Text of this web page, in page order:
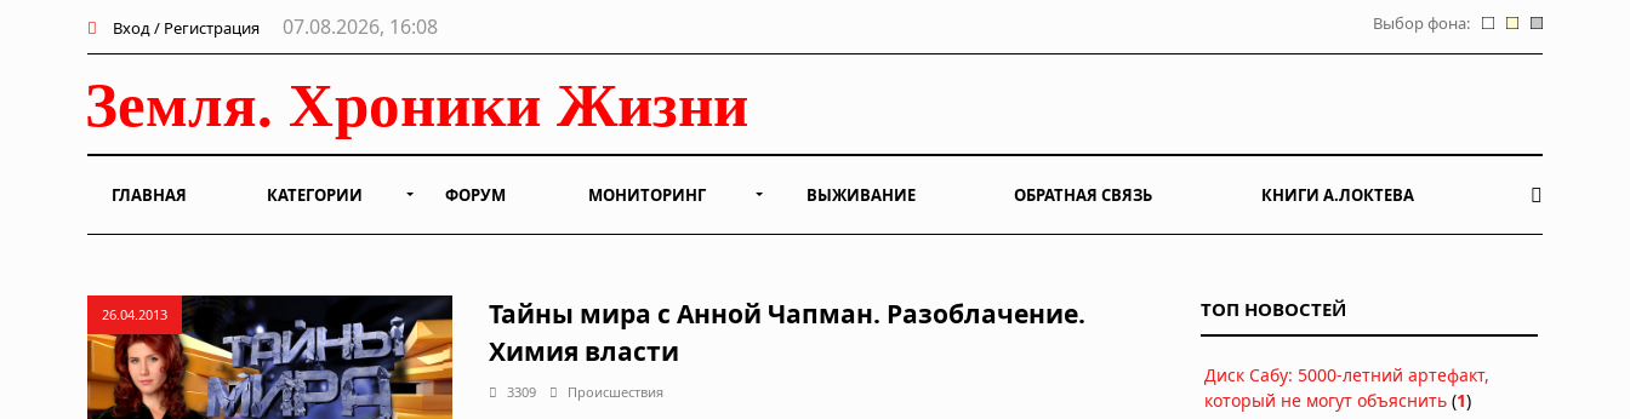
Вход / Регистрация 07.08.2026, 16:08 Выбор фона:
ГЛАВНАЯ КАТЕГОРИИ ФОРУМ МОНИТОРИНГ ВЫЖИВАНИЕ ОБРАТНАЯ СВЯЗЬ КНИГИ А.ЛОКТЕВА
26.04.2013
Тайны мира с Анной Чапман. Разоблачение.
Химия власти
3309 Происшествия
ТОП НОВОСТЕЙ
Диск Сабу: 5000-летний артефакт,
который не могут объяснить (1)